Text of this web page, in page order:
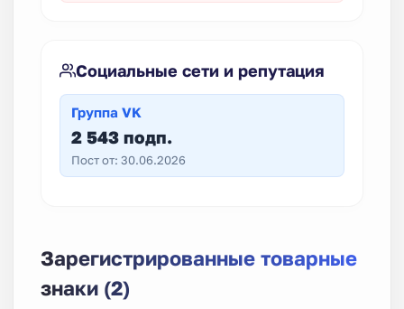
Социальные сети и репутация
Группа VK
2 543 подп.
Пост от: 30.06.2026
Зарегистрированные товарные
знаки (2)